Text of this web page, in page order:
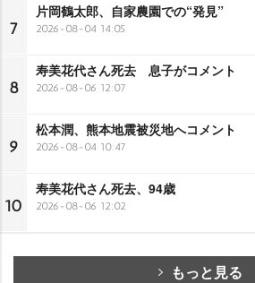
7
片岡鶴太郎、自家農園での“発見”
2026-08-04 14:05
8
寿美花代さん死去 息子がコメント
2026-08-06 12:07
9
松本潤、熊本地震被災地へコメント
2026-08-04 10:47
10
寿美花代さん死去、94歳
2026-08-06 12:02
もっと見る